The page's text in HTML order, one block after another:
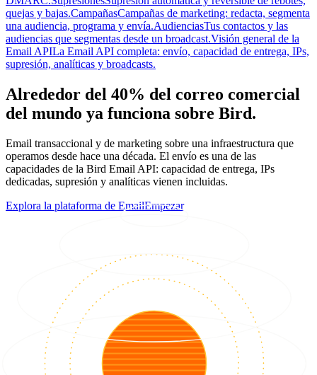
quejas y bajas.CampañasCampañas de marketing: redacta, segmenta
una audiencia, programa y envía.AudienciasTus contactos y las
audiencias que segmentas desde un broadcast.Visión general de la
Email APILa Email API completa: envío, capacidad de entrega, IPs,
supresión, analíticas y broadcasts.
Alrededor del 40% del correo comercial
del mundo ya funciona sobre Bird.
Email transaccional y de marketing sobre una infraestructura que
operamos desde hace una década. El envío es una de las
capacidades de la Bird Email API: capacidad de entrega, IPs
dedicadas, supresión y analíticas vienen incluidas.
Explora la plataforma de EmailEmpezar